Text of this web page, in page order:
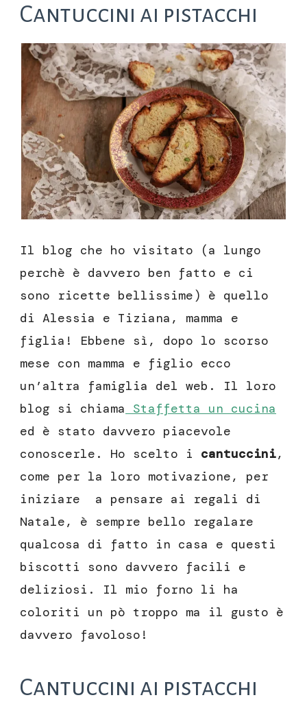
Cantuccini ai pistacchi
Il blog che ho visitato (a lungo
perchè è davvero ben fatto e ci
sono ricette bellissime) è quello
di Alessia e Tiziana, mamma e
figlia! Ebbene sì, dopo lo scorso
mese con mamma e figlio ecco
un’altra famiglia del web. Il loro
blog si chiama Staffetta un cucina
ed è stato davvero piacevole
conoscerle. Ho scelto i cantuccini,
come per la loro motivazione, per
iniziare a pensare ai regali di
Natale, è sempre bello regalare
qualcosa di fatto in casa e questi
biscotti sono davvero facili e
deliziosi. Il mio forno li ha
coloriti un pò troppo ma il gusto è
davvero favoloso!
Cantuccini ai pistacchi